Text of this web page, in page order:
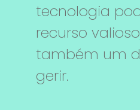
tecnologia
recurso
também um
gerir.